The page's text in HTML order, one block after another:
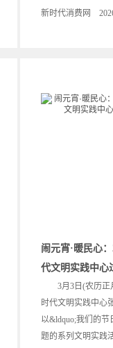
新时代消费网
闹元宵·暖民心
代文明实践中心
3月3日(农历正
时代文明实践中心
以&ldquo;我们的节
题的系列文明实践